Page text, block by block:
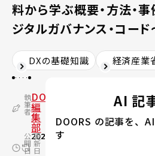
料から学ぶ概要・方法・
ジタルガバナンス・コード
DXの基礎知識 経済産業
執
筆
者
DOORS
編
集
部
公
開
日
2022.06.23
更
新
日
2024.02.19
AI 記
DOORS の記事を、
す